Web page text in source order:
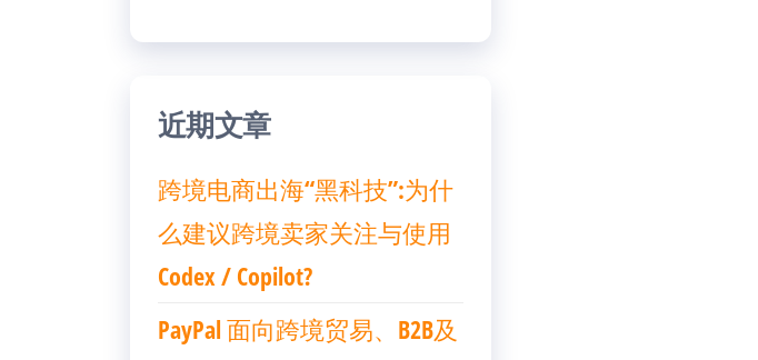
近期文章
跨境电商出海“黑科技”:为什
么建议跨境卖家关注与使用
Codex / Copilot?
PayPal 面向跨境贸易、B2B及